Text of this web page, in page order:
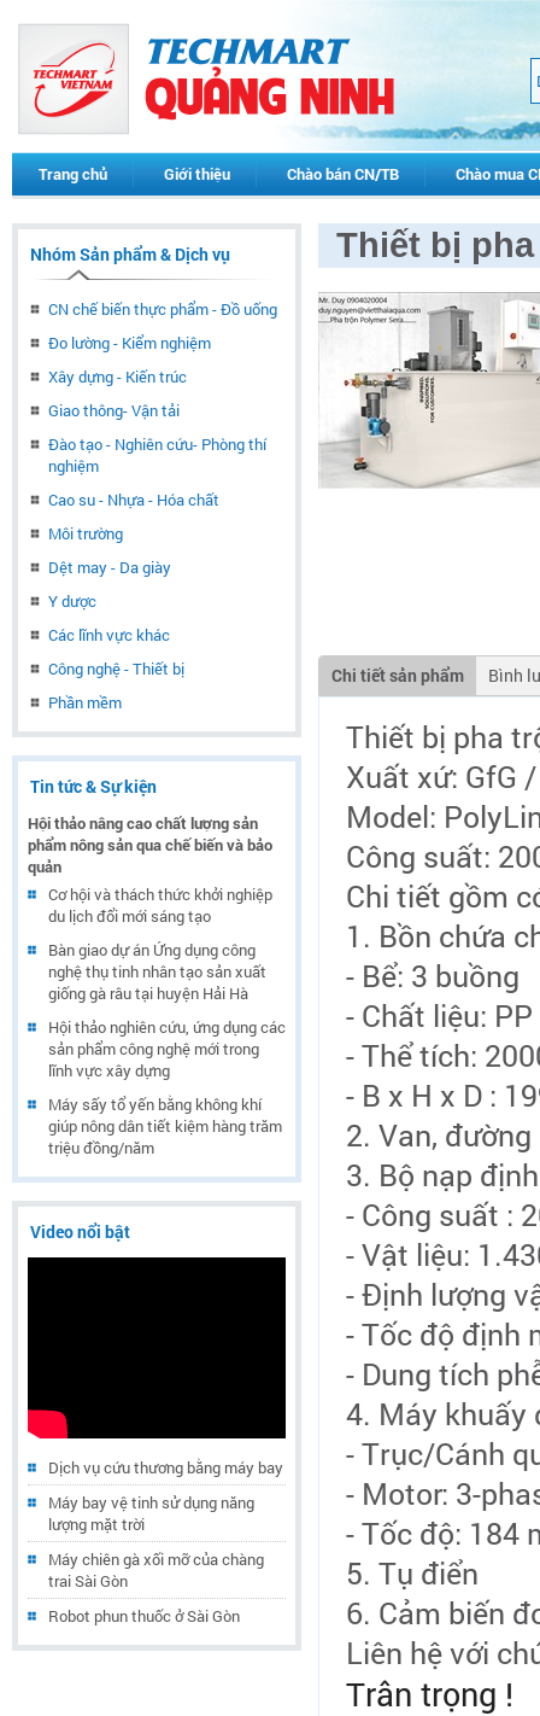
Trang chủ Giới thiệu Chào bán CN/TB Chào mua
Nhóm Sản phẩm & Dịch vụ
CN chế biến thực phẩm - Đồ uống
Đo lường - Kiểm nghiệm
Xây dựng - Kiến trúc
Giao thông- Vận tải
Đào tạo - Nghiên cứu- Phòng thí
nghiệm
Cao su - Nhựa - Hóa chất
Môi trường
Dệt may - Da giày
Y dược
Các lĩnh vực khác
Công nghệ - Thiết bị
Phần mềm
Tin tức & Sự kiện
Hội thảo nâng cao chất lượng sản
phẩm nông sản qua chế biến và bảo
quản
Cơ hội và thách thức khởi nghiệp
du lịch đổi mới sáng tạo
Bàn giao dự án Ứng dụng công
nghệ thụ tinh nhân tạo sản xuất
giống gà râu tại huyện Hải Hà
Hội thảo nghiên cứu, ứng dụng các
sản phẩm công nghệ mới trong
lĩnh vực xây dựng
Máy sấy tổ yến bằng không khí
giúp nông dân tiết kiệm hàng trăm
triệu đồng/năm
Video nổi bật
Dịch vụ cứu thương bằng máy bay
Máy bay vệ tinh sử dụng năng
lượng mặt trời
Máy chiên gà xối mỡ của chàng
trai Sài Gòn
Robot phun thuốc ở Sài Gòn
Thiết bị
Chi tiết sản phẩm Bình
Thiết bị pha
Xuất xứ: GfG
Model:
Công suất:
Chi tiết gồm
1. Bồn chứa
- Bể: 3 buồng
- Chất liệu: PP
- Thể tích:
- B x H x D :
2. Van,
3. Bộ nạp
- Công suất :
- Vật liệu:
- Định lượng
- Tốc độ định
- Dung tích
4. Máy khuấy
- Trục/Cánh
- Motor: 3-
- Tốc độ: 184
5. Tụ điển
6. Cảm biến
Liên hệ với
Trân trọng !